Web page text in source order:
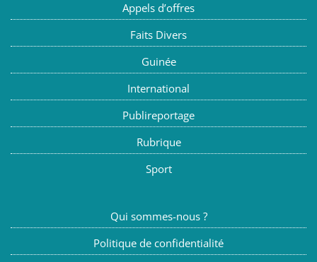
Appels d’offres
Faits Divers
Guinée
International
Publireportage
Rubrique
Sport
Qui sommes-nous ?
Politique de confidentialité